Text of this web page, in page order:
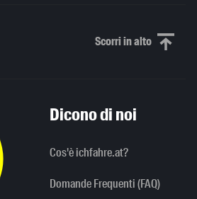
Scorri in altoScorri in alto
Dicono di noi
Cos'è ichfahre.at?
Domande Frequenti (FAQ)